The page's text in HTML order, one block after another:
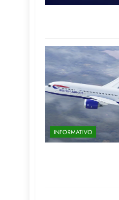
INFORMATIVO